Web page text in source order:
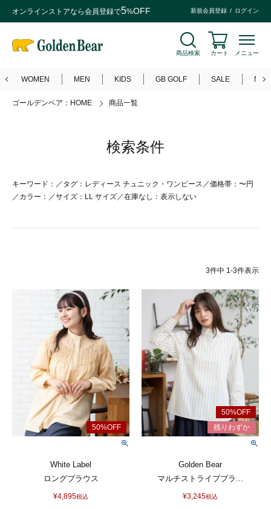
オンラインストアなら会員登録で5%OFF 新規会員登録 ログイン
商品検索 カート メニュー
WOMEN MEN KIDS GB GOLF SALE
ゴールデンベア：HOME 商品一覧
検索条件
キーワード：／タグ：レディース チュニック・ワンピース／価格帯：〜円
／カラー：／サイズ：LL サイズ／在庫なし：表示しない
3件中 1-3件表示
White Label
ロングブラウス
¥4,895税込
Golden Bear
マルチストライプブラ...
¥3,245税込